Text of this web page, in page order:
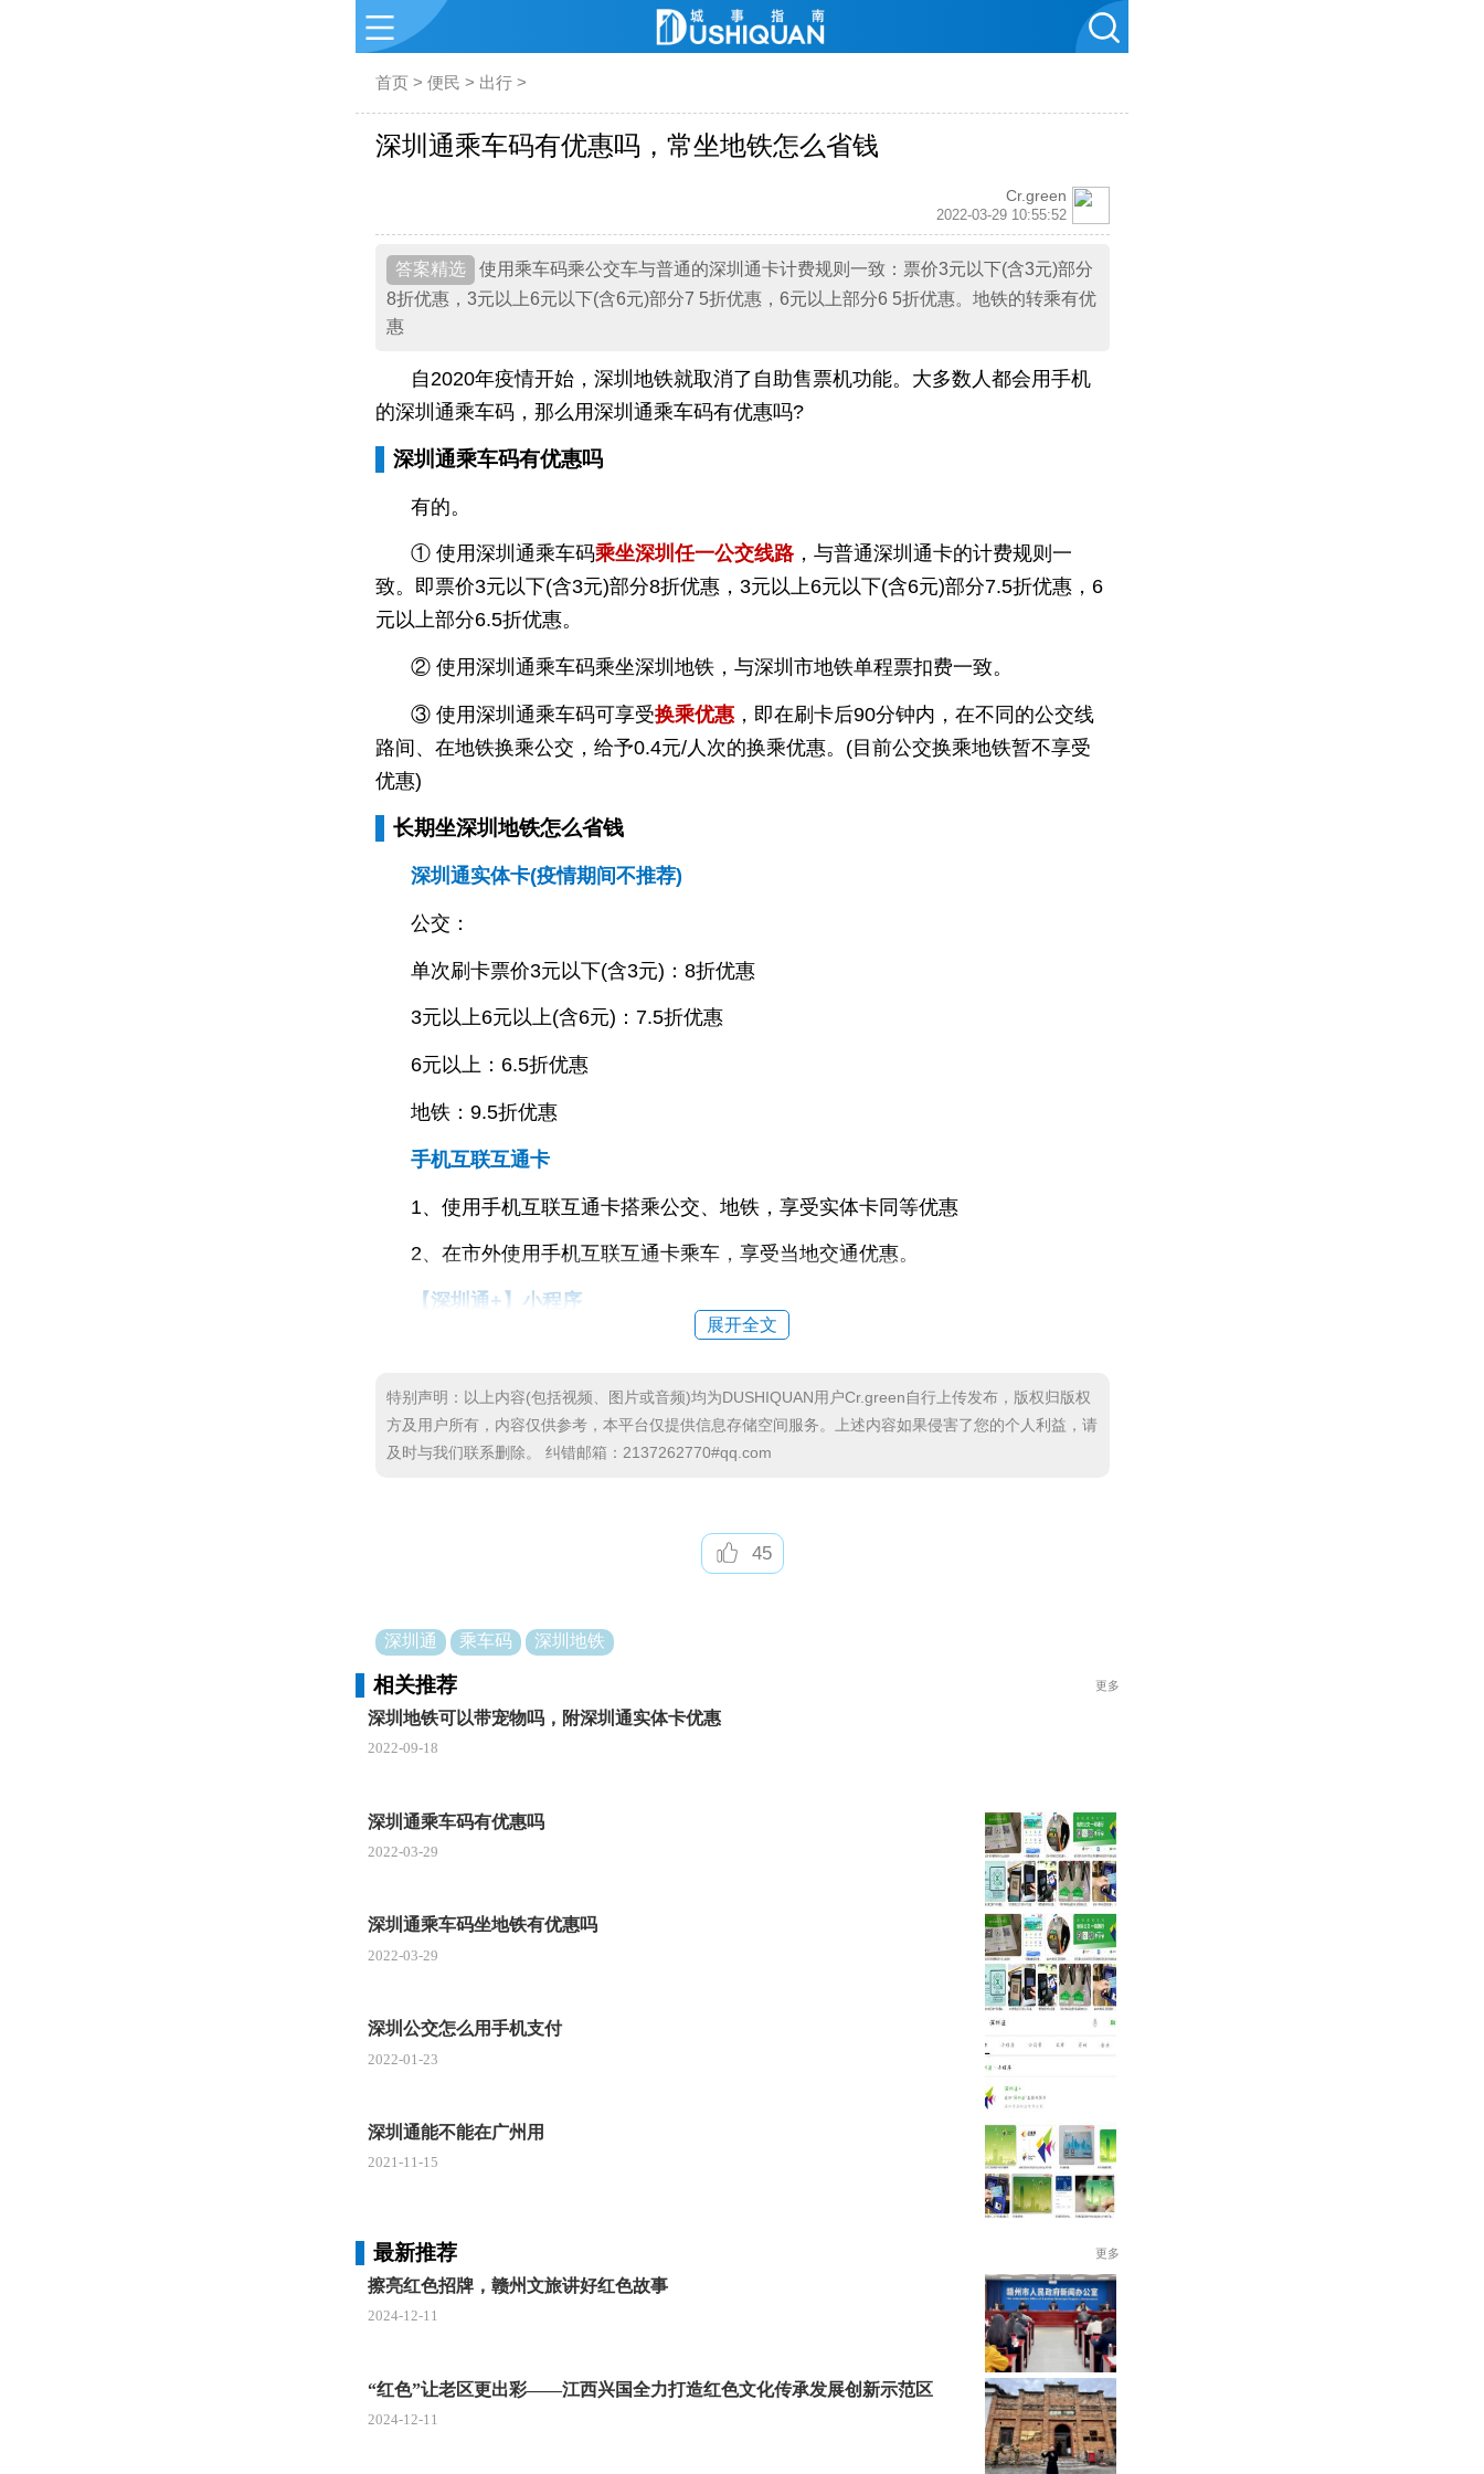
首页 > 便民 > 出行>
深圳通乘车码有优惠吗，常坐地铁怎么省钱
Cr.green
2022-03-29 10:55:52
使用乘车码乘公交车与普通的深圳通卡计费规则一致：票价3元以下(含3元)部分
8折优惠，3元以上6元以下(含6元)部分7 5折优惠，6元以上部分6 5折优惠。地铁的转乘有优
惠
自2020年疫情开始，深圳地铁就取消了自助售票机功能。大多数人都会用手机
的深圳通乘车码，那么用深圳通乘车码有优惠吗?
深圳通乘车码有优惠吗
有的。
① 使用深圳通乘车码乘坐深圳任一公交线路，与普通深圳通卡的计费规则一
致。即票价3元以下(含3元)部分8折优惠，3元以上6元以下(含6元)部分7.5折优惠，6
元以上部分6.5折优惠。
② 使用深圳通乘车码乘坐深圳地铁，与深圳市地铁单程票扣费一致。
③ 使用深圳通乘车码可享受换乘优惠，即在刷卡后90分钟内，在不同的公交线
路间、在地铁换乘公交，给予0.4元/人次的换乘优惠。(目前公交换乘地铁暂不享受
优惠)
长期坐深圳地铁怎么省钱
深圳通实体卡(疫情期间不推荐)
公交：
单次刷卡票价3元以下(含3元)：8折优惠
3元以上6元以上(含6元)：7.5折优惠
6元以上：6.5折优惠
地铁：9.5折优惠
手机互联互通卡
1、使用手机互联互通卡搭乘公交、地铁，享受实体卡同等优惠
2、在市外使用手机互联互通卡乘车，享受当地交通优惠。
【深圳通+】小程序
1、使用深圳通+小程序扫码乘车，享受实体卡同等公交优惠;
2、使用深圳通+小程序搭乘地铁后90分钟内换乘公交，折上再减0.4元。
③1分钱权益码：
使用指引：
1、1分钱购买面值6元的乘车码，购买后即可扫码使用。
2、如果乘车票价低于6元，剩余额度可在下次使用。
招商银行用户开通一网通网上支付功能
深圳通+小程序-点击顶部广告或点击【权益码】
腾讯乘车码功能比较局限，只能地铁使用，而且没有乘车优惠。
银联卡云闪付
①5折优惠
银行卡要求：
银行卡号以62开头的工行借记卡、农行借记卡、建行借记卡、中信银行信用卡。
展开全文
特别声明：以上内容(包括视频、图片或音频)均为DUSHIQUAN用户Cr.green自行上传发布，版权归版权
方及用户所有，内容仅供参考，本平台仅提供信息存储空间服务。上述内容如果侵害了您的个人利益，请
及时与我们联系删除。 纠错邮箱：2137262770#qq.com
45
深圳通 乘车码 深圳地铁
相关推荐 更多
深圳地铁可以带宠物吗，附深圳通实体卡优惠
2022-09-18
深圳通乘车码有优惠吗
2022-03-29
深圳通乘车码坐地铁有优惠吗
2022-03-29
深圳公交怎么用手机支付
2022-01-23
深圳通能不能在广州用
2021-11-15
最新推荐 更多
擦亮红色招牌，赣州文旅讲好红色故事
2024-12-11
“红色”让老区更出彩——江西兴国全力打造红色文化传承发展创新示范区
2024-12-11